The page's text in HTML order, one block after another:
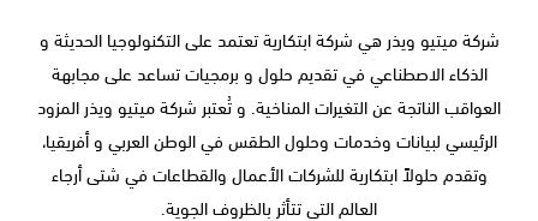
شركة ميتيو ويذر هي شركة ابتكارية تعتمد على التكنولوجيا الحديثة و
الذكاء الاصطناعي في تقديم حلول و برمجيات تساعد على مجابهة
العواقب الناتجة عن التغيرات المناخية. و تُعتبر شركة ميتيو ويذر المزود
الرئيسي لبيانات وخدمات وحلول الطقس في الوطن العربي و أفريقيا،
وتقدم حلولاً ابتكارية للشركات الأعمال والقطاعات في شتى أرجاء
العالم التي تتأثر بالظروف الجوية.